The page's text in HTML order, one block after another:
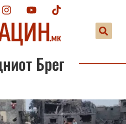
Брег